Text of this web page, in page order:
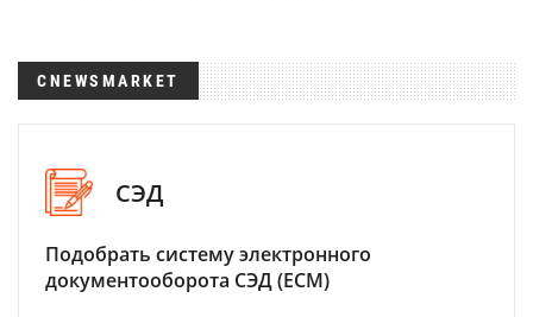
CNEWSMARKET
СЭД
Подобрать систему электронного
документооборота СЭД (ECM)